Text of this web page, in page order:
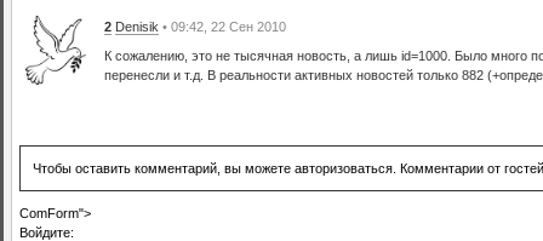
2 Denisik • 09:42, 22 Сен 2010
К сожалению, это не тысячная новость, а лишь id=1000. Было много
перенесли и т.д. В реальности активных новостей только 882
Чтобы оставить комментарий, вы можете авторизоваться. Комментарии от
ComForm">
Войдите: